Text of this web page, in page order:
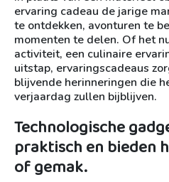
ervaring cadeau de jarige
te ontdekken, avonturen te
momenten te delen. Of het
activiteit, een culinaire
uitstap, ervaringscadeaus
blijvende herinneringen die
verjaardag zullen bijblijven.
Technologische
praktisch en bieden
of gemak.